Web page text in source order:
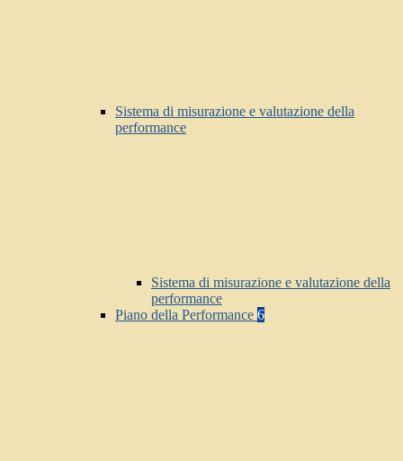
Sistema di misurazione e valutazione della
performance
Sistema di misurazione e valutazione della
performance
Piano della Performance 6